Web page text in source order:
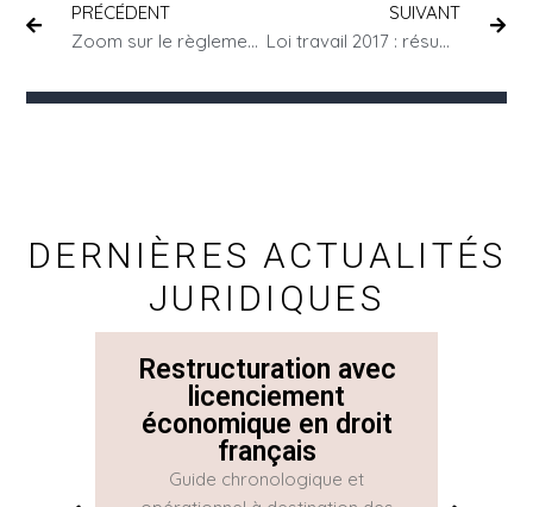
PRÉCÉDENT
Zoom sur le règlement intérieur d’entreprises
SUIVANT
Loi travail 2017 : résumé et définitions
DERNIÈRES ACTUALITÉS
JURIDIQUES
Restructuration avec
licenciement
économique en droit
français
Guide chronologique et